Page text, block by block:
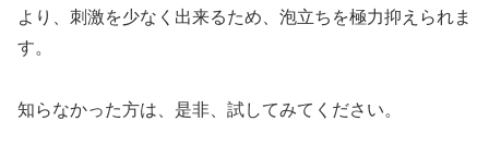
より、刺激を少なく出来るため、泡立ちを極力抑えられま
す。
知らなかった方は、是非、試してみてください。